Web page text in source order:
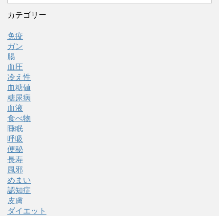
カテゴリー
免疫
ガン
腸
血圧
冷え性
血糖値
糖尿病
血液
食べ物
睡眠
呼吸
便秘
長寿
風邪
めまい
認知症
皮膚
ダイエット